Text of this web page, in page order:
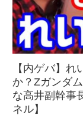
【内ゲバ】
か？Zガンダ
な高井副幹事
ネル】